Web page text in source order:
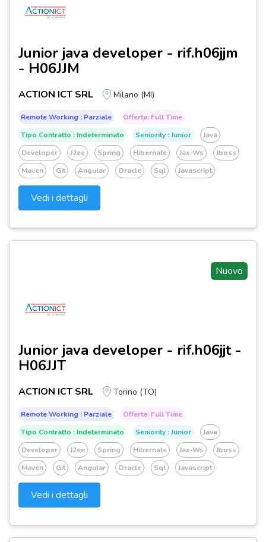
Junior java developer - rif.h06jjm
- H06JJM
ACTION ICT SRL Milano (MI)
Remote Working : Parziale
Offerta: Full Time
Tipo Contratto : Indeterminato
Seniority : Junior
Java
Developer
J2ee Spring Hibernate Jax-Ws
Jboss
Maven
Git Angular Oracle Sql Javascript
Vedi i dettagli
Nuovo
Junior java developer - rif.h06jjt -
H06JJT
ACTION ICT SRL Torino (TO)
Remote Working : Parziale
Offerta: Full Time
Tipo Contratto : Indeterminato
Seniority : Junior
Java
Developer
J2ee Spring Hibernate Jax-Ws
Jboss
Maven
Git Angular Oracle Sql Javascript
Vedi i dettagli